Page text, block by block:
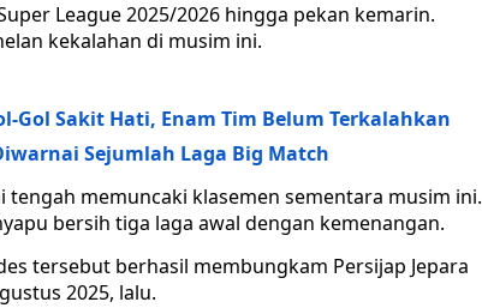
League 2025/2026 hingga pekan kemarin.
kekalahan di musim ini.
Gol Sakit Hati, Enam Tim Belum Terkalahkan
Sejumlah Laga Big Match
tengah memuncaki klasemen sementara musim ini.
bersih tiga laga awal dengan kemenangan.
tersebut berhasil membungkam Persijap Jepara
2025, lalu.